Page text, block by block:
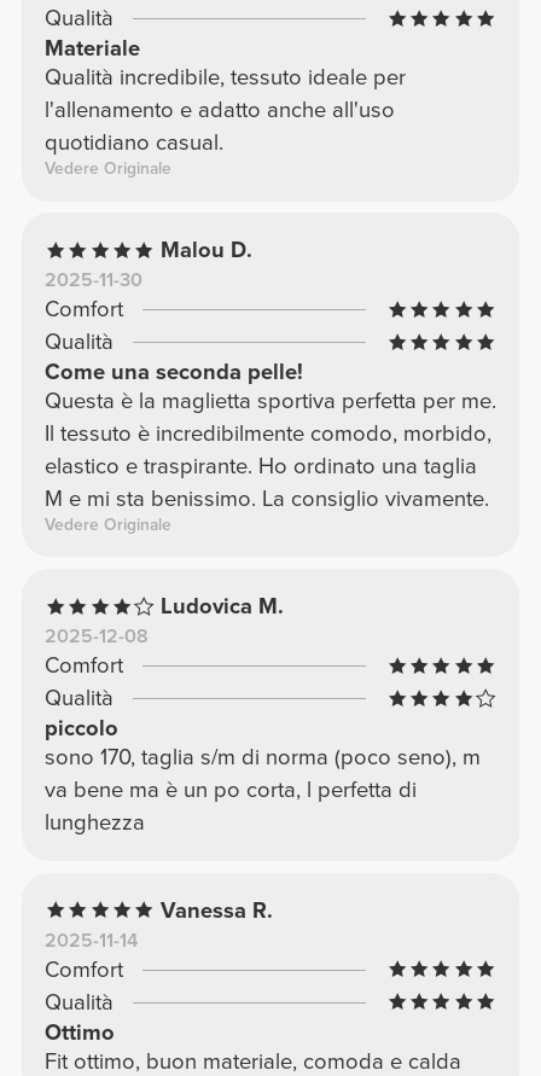
Qualità
Materiale
Qualità incredibile, tessuto ideale per
l'allenamento e adatto anche all'uso
quotidiano casual.
Vedere Originale
Malou D.
2025-11-30
Comfort
Qualità
Come una seconda pelle!
Questa è la maglietta sportiva perfetta per me.
Il tessuto è incredibilmente comodo, morbido,
elastico e traspirante. Ho ordinato una taglia
M e mi sta benissimo. La consiglio vivamente.
Vedere Originale
Ludovica M.
2025-12-08
Comfort
Qualità
piccolo
sono 170, taglia s/m di norma (poco seno), m
va bene ma è un po corta, l perfetta di
lunghezza
Vanessa R.
2025-11-14
Comfort
Qualità
Ottimo
Fit ottimo, buon materiale, comoda e calda